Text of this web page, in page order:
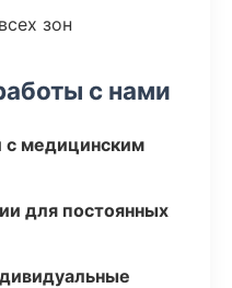
зон
с нами
с медицинским
для постоянных